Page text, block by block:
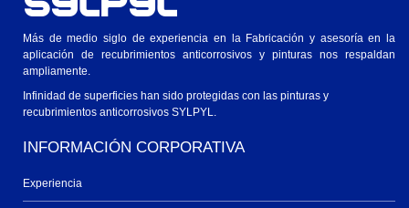
Más de medio siglo de experiencia en la Fabricación y asesoría en la
aplicación de recubrimientos anticorrosivos y pinturas nos respaldan
ampliamente.
Infinidad de superficies han sido protegidas con las pinturas y
recubrimientos anticorrosivos SYLPYL.
INFORMACIÓN CORPORATIVA
Experiencia